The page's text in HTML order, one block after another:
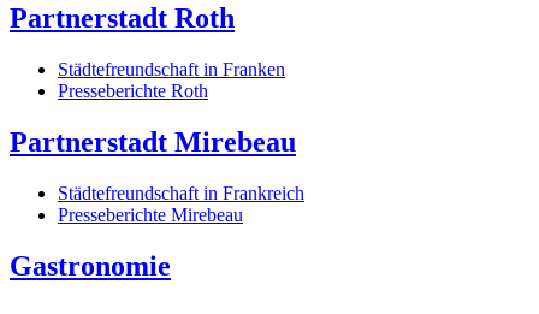
Partnerstadt Roth
Städtefreundschaft in Franken
Presseberichte Roth
Partnerstadt Mirebeau
Städtefreundschaft in Frankreich
Presseberichte Mirebeau
Gastronomie